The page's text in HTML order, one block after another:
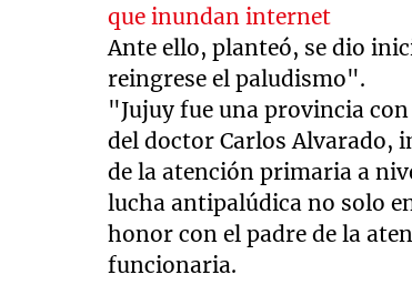
que inundan internet
Ante ello, planteó, se dio
reingrese el paludismo".
"Jujuy fue una provincia
del doctor Carlos Alvarado,
de la atención primaria a
lucha antipalúdica no solo
honor con el padre de la
funcionaria.